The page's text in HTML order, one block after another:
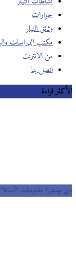
حوارات
وثائق التيار
مكتب الدراسات
من الانترنت
اتصل بنا
الأكثر قراءة
دي ميستورا: مفاوضات